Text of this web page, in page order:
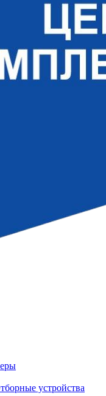
устройства